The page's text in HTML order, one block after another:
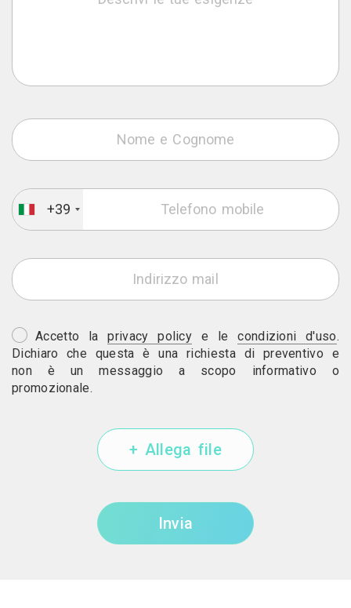
+39
Accetto laprivacy policy e lecondizioni d'uso.
Dichiaro che questa è una richiesta di preventivo e
non è un messaggio a scopo informativo o
promozionale.
+ Allega file
Invia